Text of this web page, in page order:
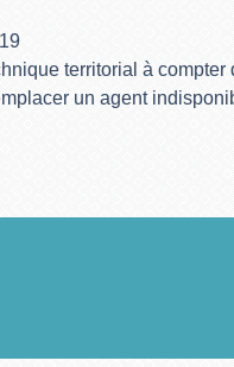
territorial à compter
un agent